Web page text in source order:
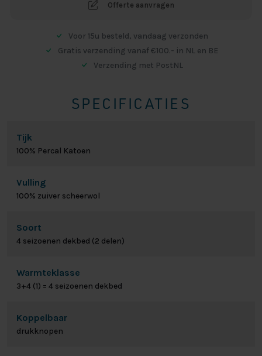
Offerte aanvragen
Voor 15u besteld, vandaag verzonden
Gratis verzending vanaf €100.- in NL en BE
Verzending met PostNL
SPECIFICATIES
Tijk
100% Percal Katoen
Vulling
100% zuiver scheerwol
Soort
4 seizoenen dekbed (2 delen)
Warmteklasse
3+4 (1) = 4 seizoenen dekbed
Koppelbaar
drukknopen